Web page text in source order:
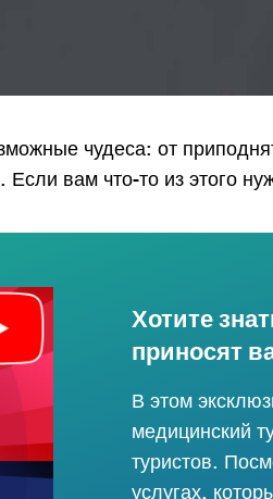
чудеса: от
вам что-то из этого
Хотите
приносят
В этом
медицинский
туристов.
услугах,
Powered by ARForms